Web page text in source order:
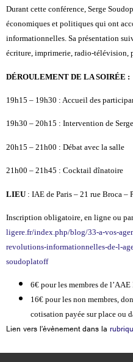
Durant cette conférence, Serge
économiques et politiques qui ont
informationnelles. Sa présentation
écriture, imprimerie, radio-télévision,
DÉROULEMENT DE LA SOIRÉE :
19h15 – 19h30 : Accueil des
19h30 – 20h15 : Intervention de
20h15 – 21h00 : Débat avec la salle
21h00 – 21h45 : Cocktail dînatoire
LIEU : IAE de Paris – 21 rue Broca –
Inscription obligatoire, en ligne ou
ligere.fr/index.php/blog/33-a-vos-
revolutions-informationnelles-de-l-
soudoplatoff
6€ pour les membres de l’AAE
16€ pour les non membres,
cotisation payée sur place ou
Lien vers l’évènement dans la